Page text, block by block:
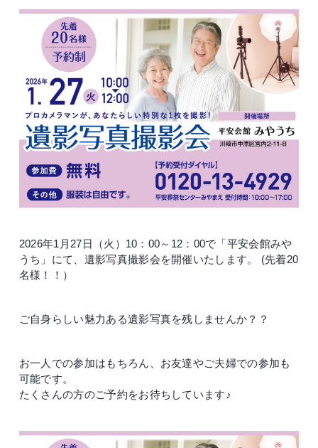
2026年1月27日（火）10：00～12：00で「平安会館みや
うち」にて、遺影写真撮影会を開催いたします。 (先着20
名様！！）
ご自身らしい魅力ある遺影写真を残しませんか？？
お一人での参加はもちろん、お友達やご夫婦での参加も
可能です。
たくさんの方のご予約をお待ちしています♪